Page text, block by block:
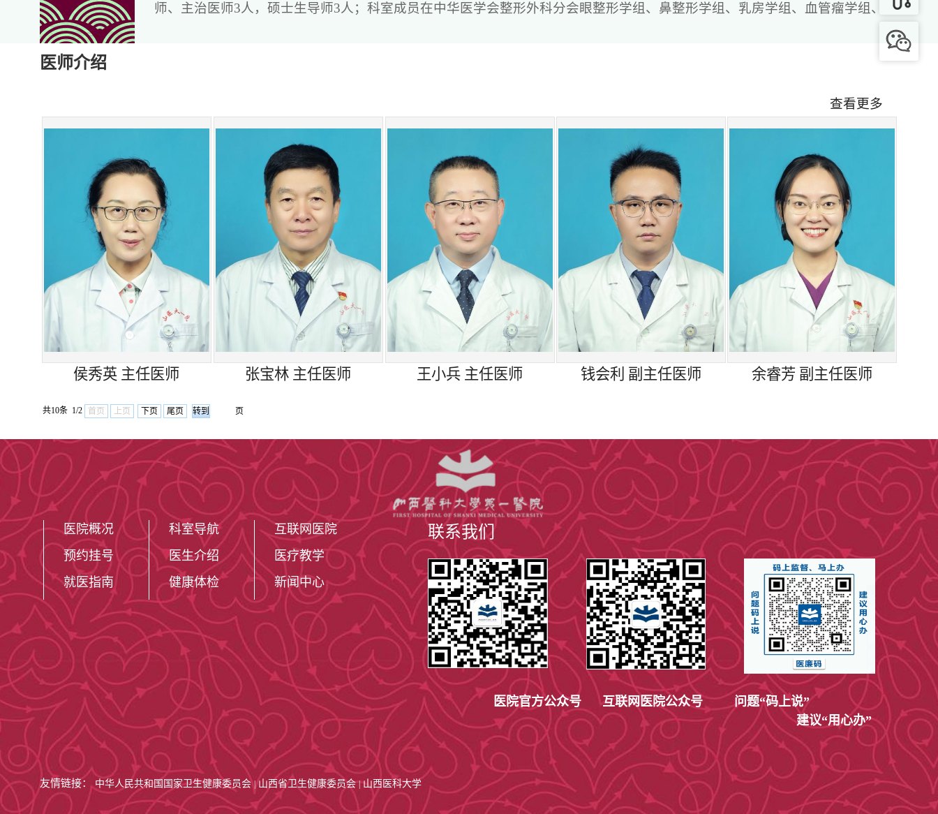
师、主治医师3人，硕士生导师3人；科室成员在中华医学会整形外科分会眼整形学组、鼻整形学组、乳房学组、血管瘤学组、
包括护校、医科大学专科、成人继续教育班、本硕连读班、研究生考试辅导班等外科总论讲授任务，并且负责外科手术学实习
的教学实习任务，开展外科缝合技术培训，为医学的发展培养后继人才。
我科历年来承担多项科研课题申请及研究，于国家核心期刊整形外科专业领域发表论文百余篇，参与《中国美容医学》
《中华皮肤病学》、《实要医技杂志》、《中国生物美容》、《医学综述》《山西医科大学学报》《实用局部皮瓣重建方法
（译著）》的编写。
山西医科大学第一医院整形美容烧伤外科全体同道将努力与国际整形专业顶级专家合作，积极开拓、勇于创新，着眼于国
际国内发展前沿，立足于国内专科先进行列，不断掌握发展新知识、新技术，满足人民对于美的需求，在日益激烈的竞争中发
展壮大，不断创造新的辉煌。
1.各种部位先天性畸形矫正术（如先天性唇腭裂修复、第一、二鳃弓综合征修复、蹼颈畸形修复、小耳畸形修复、招风耳
畸形修复、猿耳畸形修复、耳前瘘管切除术、先天性并指、多指畸形、尿道下裂修复等）；
2.各种体表肿瘤切除整形术（如色素痣、血管瘤、脂肪瘤、鳞癌、基底细胞癌、恶性黑色素瘤）；
3.器官再造术（耳再造、眉再造、鼻再造、口唇再造、外阴再造等）；
4.瘢痕畸形修复术（耳、胸前瘢痕疙瘩、颈前瘢痕挛缩畸形、手瘢痕挛缩等）；
5.急诊创伤美容缝合及精细整形修复（皮肤裂伤、咬伤、擦伤、烧伤、冻伤、电击伤等）；
6.其它的如皮肤软组织扩张器的应用；腋臭的手术治疗、嵌甲修复术等；
美容方面：开展了各种美容手术。如：
1.眼部整形术（重睑术、内眦开大术、眼袋整形术、切眉术或上睑松弛整形术等）
2.鼻综合整形术（鞍鼻畸形整形、歪鼻畸形整形、自体肋软骨或假体隆鼻、鼻孔缩小、鼻翼整形、鼻尖整形等）
医师介绍
查看更多
侯秀英 主任医师 张宝林 主任医师 王小兵 主任医师 钱会利 副主任医师 余睿芳 副主任医师
共10条 1/2 首页 上页 下页 尾页 页
医院概况
预约挂号
就医指南
科室导航
医生介绍
健康体检
互联网医院
医疗教学
新闻中心
联系我们
医院官方公众号 互联网医院公众号
问题“码上说”
建议“用心办”
友情链接： 中华人民共和国国家卫生健康委员会 山西省卫生健康委员会 | 山西医科大学